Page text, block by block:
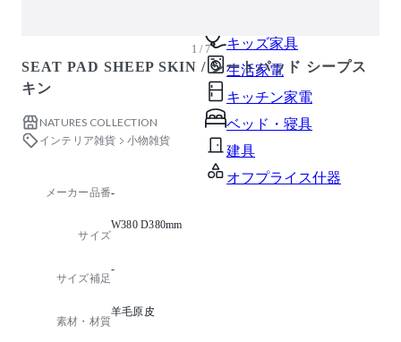
キッズ家具
生活家電
キッチン家電
ベッド・寝具
建具
オフプライス什器
1 / 7
SEAT PAD SHEEP SKIN / シートパッド シープス
キン
NATURES COLLECTION
インテリア雑貨
小物雑貨
メーカー品番-
サイズ
W380 D380mm
サイズ補足
-
素材・材質
羊毛原皮